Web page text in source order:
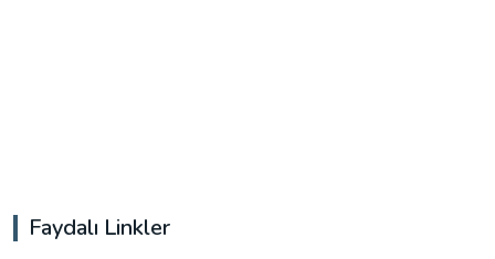
Faydalı Linkler